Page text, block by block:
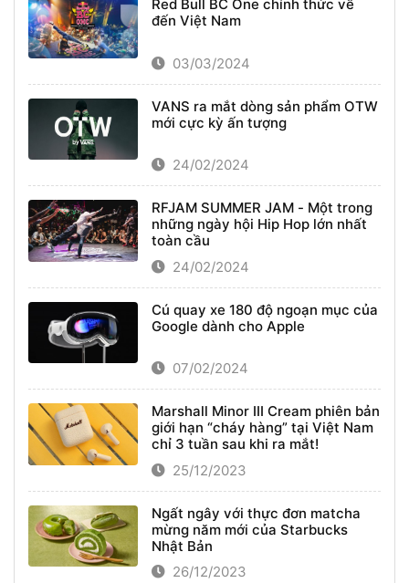
Red Bull BC One chính thức về
đến Việt Nam
03/03/2024
VANS ra mắt dòng sản phẩm OTW
mới cực kỳ ấn tượng
24/02/2024
RFJAM SUMMER JAM - Một trong
những ngày hội Hip Hop lớn nhất
toàn cầu
24/02/2024
Cú quay xe 180 độ ngoạn mục của
Google dành cho Apple
07/02/2024
Marshall Minor III Cream phiên bản
giới hạn “cháy hàng” tại Việt Nam
chỉ 3 tuần sau khi ra mắt!
25/12/2023
Ngất ngây với thực đơn matcha
mừng năm mới của Starbucks
Nhật Bản
26/12/2023